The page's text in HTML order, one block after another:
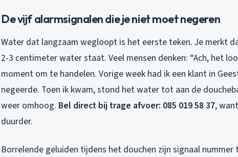
De vijf alarmsignalen die je niet moet negeren
Water dat langzaam wegloopt is het eerste teken. Je merkt
2-3 centimeter water staat. Veel mensen denken: “Ach, het
moment om te handelen. Vorige week had ik een klant in
negeerde. Toen ik kwam, stond het water tot aan de
weer omhoog. Bel direct bij trage afvoer: 085 019 58 37,
duurder.
Borrelende geluiden tijdens het douchen zijn signaal